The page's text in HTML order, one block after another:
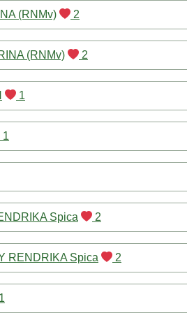
(RNMv) 2
(RNMv) 2
1
1
Spica 2
RENDRIKA Spica 2
1